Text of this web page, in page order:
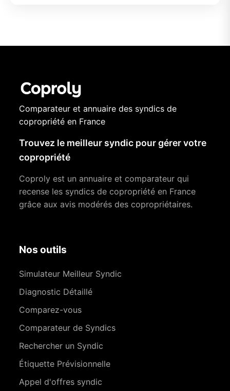
Comparateur et annuaire des syndics de
copropriété en France
Trouvez le meilleur syndic pour gérer votre
copropriété
Coproly est un annuaire et comparateur qui
recense les syndics de copropriété en France
grâce aux avis modérés des copropriétaires.
Nos outils
Simulateur Meilleur Syndic
Diagnostic Détaillé
Comparez-vous
Comparateur de Syndics
Rechercher un Syndic
Étiquette Prévisionnelle
Appel d'offres syndic